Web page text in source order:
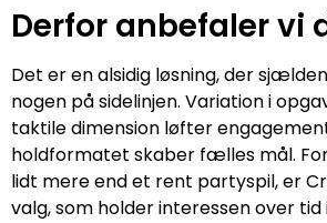
Derfor anbefaler vi
Det er en alsidig løsning, der
nogen på sidelinjen. Variation i
taktile dimension løfter
holdformatet skaber fælles mål.
lidt mere end et rent partyspil, er
valg, som holder interessen over tid